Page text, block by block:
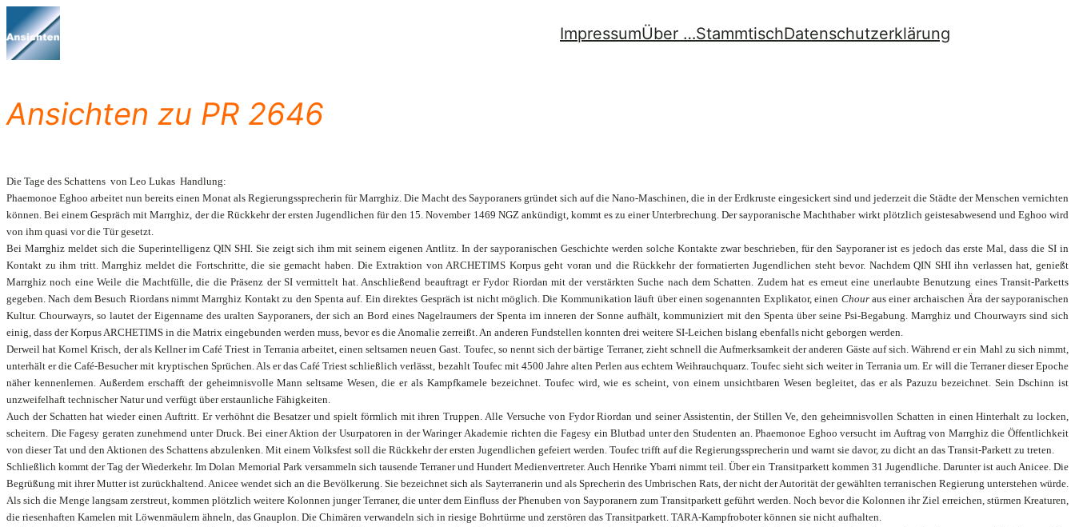
Zum
Inhalt
springen
ImpressumÜber …StammtischDatenschutzerklärung
Ansichten zu PR 2646
Die Tage des Schattens  von Leo Lukas  Handlung:
Phaemonoe Eghoo arbeitet nun bereits einen Monat als Regierungssprecherin für Marrghiz. Die Macht des Sayporaners gründet sich auf die Nano-Maschinen, die in der Erdkruste eingesickert sind und jederzeit die Städte der Menschen vernichten
können. Bei einem Gespräch mit Marrghiz, der die Rückkehr der ersten Jugendlichen für den 15. November 1469 NGZ ankündigt, kommt es zu einer Unterbrechung. Der sayporanische Machthaber wirkt plötzlich geistesabwesend und Eghoo wird
von ihm quasi vor die Tür gesetzt.
Bei Marrghiz meldet sich die Superintelligenz QIN SHI. Sie zeigt sich ihm mit seinem eigenen Antlitz. In der sayporanischen Geschichte werden solche Kontakte zwar beschrieben, für den Sayporaner ist es jedoch das erste Mal, dass die SI in
Kontakt zu ihm tritt. Marrghiz meldet die Fortschritte, die sie gemacht haben. Die Extraktion von ARCHETIMS Korpus geht voran und die Rückkehr der formatierten Jugendlichen steht bevor. Nachdem QIN SHI ihn verlassen hat, genießt
Marrghiz noch eine Weile die Machtfülle, die die Präsenz der SI vermittelt hat. Anschließend beauftragt er Fydor Riordan mit der verstärkten Suche nach dem Schatten. Zudem hat es erneut eine unerlaubte Benutzung eines Transit-Parketts
gegeben. Nach dem Besuch Riordans nimmt Marrghiz Kontakt zu den Spenta auf. Ein direktes Gespräch ist nicht möglich. Die Kommunikation läuft über einen sogenannten Explikator, einen Chouraus einer archaischen Ära der sayporanischen
Kultur. Chourwayrs, so lautet der Eigenname des uralten Sayporaners, der sich an Bord eines Nagelraumers der Spenta im inneren der Sonne aufhält, kommuniziert mit den Spenta über seine Psi-Begabung. Marrghiz und Chourwayrs sind sich
einig, dass der Korpus ARCHETIMS in die Matrix eingebunden werden muss, bevor es die Anomalie zerreißt. An anderen Fundstellen konnten drei weitere SI-Leichen bislang ebenfalls nicht geborgen werden.
Derweil hat Kornel Krisch, der als Kellner im Café Triest in Terrania arbeitet, einen seltsamen neuen Gast. Toufec, so nennt sich der bärtige Terraner, zieht schnell die Aufmerksamkeit der anderen Gäste auf sich. Während er ein Mahl zu sich nimmt,
unterhält er die Café-Besucher mit kryptischen Sprüchen. Als er das Café Triest schließlich verlässt, bezahlt Toufec mit 4500 Jahre alten Perlen aus echtem Weihrauchquarz. Toufec sieht sich weiter in Terrania um. Er will die Terraner dieser Epoche
näher kennenlernen. Außerdem erschafft der geheimnisvolle Mann seltsame Wesen, die er als Kampfkamele bezeichnet. Toufec wird, wie es scheint, von einem unsichtbaren Wesen begleitet, das er als Pazuzu bezeichnet. Sein Dschinn ist
unzweifelhaft technischer Natur und verfügt über erstaunliche Fähigkeiten.
Auch der Schatten hat wieder einen Auftritt. Er verhöhnt die Besatzer und spielt förmlich mit ihren Truppen. Alle Versuche von Fydor Riordan und seiner Assistentin, der Stillen Ve, den geheimnisvollen Schatten in einen Hinterhalt zu locken,
scheitern. Die Fagesy geraten zunehmend unter Druck. Bei einer Aktion der Usurpatoren in der Waringer Akademie richten die Fagesy ein Blutbad unter den Studenten an. Phaemonoe Eghoo versucht im Auftrag von Marrghiz die Öffentlichkeit
von dieser Tat und den Aktionen des Schattens abzulenken. Mit einem Volksfest soll die Rückkehr der ersten Jugendlichen gefeiert werden. Toufec trifft auf die Regierungssprecherin und warnt sie davor, zu dicht an das Transit-Parkett zu treten.
Schließlich kommt der Tag der Wiederkehr. Im Dolan Memorial Park versammeln sich tausende Terraner und Hundert Medienvertreter. Auch Henrike Ybarri nimmt teil. Über ein Transitparkett kommen 31 Jugendliche. Darunter ist auch Anicee. Die
Begrüßung mit ihrer Mutter ist zurückhaltend. Anicee wendet sich an die Bevölkerung. Sie bezeichnet sich als Sayterranerin und als Sprecherin des Umbrischen Rats, der nicht der Autorität der gewählten terranischen Regierung unterstehen würde.
Als sich die Menge langsam zerstreut, kommen plötzlich weitere Kolonnen junger Terraner, die unter dem Einfluss der Phenuben von Sayporanern zum Transitparkett geführt werden. Noch bevor die Kolonnen ihr Ziel erreichen, stürmen Kreaturen,
die riesenhaften Kamelen mit Löwenmäulern ähneln, das Gnauplon. Die Chimären verwandeln sich in riesige Bohrtürme und zerstören das Transitparkett. TARA-Kampfroboter können sie nicht aufhalten.